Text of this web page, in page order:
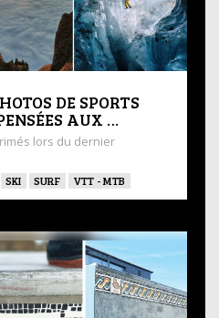
DE SPORTS
AUX …
lors du dernier
SKI SURF VTT - MTB